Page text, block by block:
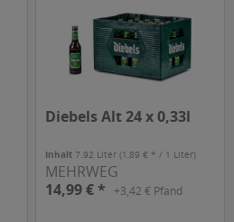
Diebels Alt 24 x 0,33l
Inhalt7.92 Liter(1,89 € * / 1 Liter)
MEHRWEG
14,99 € *
+3,42 € Pfand